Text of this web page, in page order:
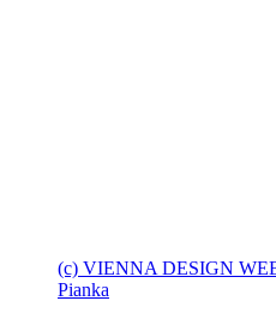
(c) VIENNA DESIGN
Pianka